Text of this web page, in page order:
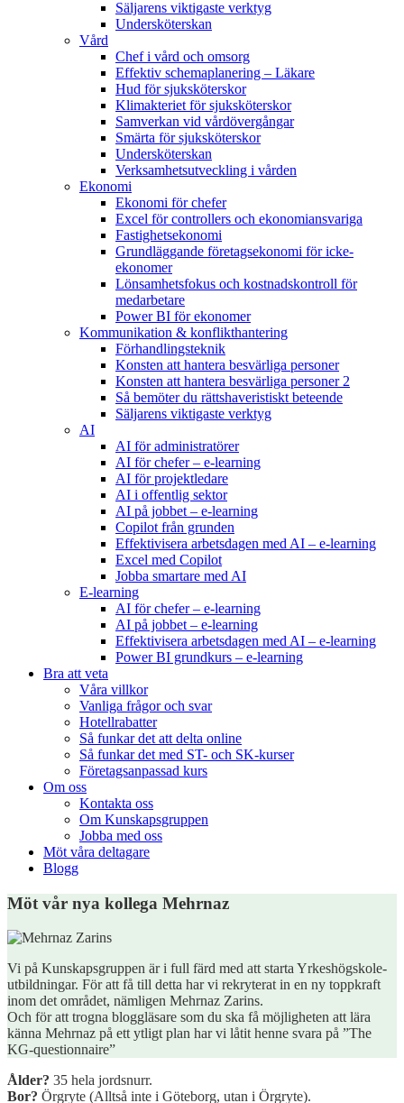
Säljarens viktigaste verktyg
Undersköterskan
Vård
Chef i vård och omsorg
Effektiv schemaplanering – Läkare
Hud för sjuksköterskor
Klimakteriet för sjuksköterskor
Samverkan vid vårdövergångar
Smärta för sjuksköterskor
Undersköterskan
Verksamhetsutveckling i vården
Ekonomi
Ekonomi för chefer
Excel för controllers och ekonomiansvariga
Fastighetsekonomi
Grundläggande företagsekonomi för icke-
ekonomer
Lönsamhetsfokus och kostnadskontroll för
medarbetare
Power BI för ekonomer
Kommunikation & konflikthantering
Förhandlingsteknik
Konsten att hantera besvärliga personer
Konsten att hantera besvärliga personer 2
Så bemöter du rättshaveristiskt beteende
Säljarens viktigaste verktyg
AI
AI för administratörer
AI för chefer – e-learning
AI för projektledare
AI i offentlig sektor
AI på jobbet – e-learning
Copilot från grunden
Effektivisera arbetsdagen med AI – e-learning
Excel med Copilot
Jobba smartare med AI
E-learning
AI för chefer – e-learning
AI på jobbet – e-learning
Effektivisera arbetsdagen med AI – e-learning
Power BI grundkurs – e-learning
Bra att veta
Våra villkor
Vanliga frågor och svar
Hotellrabatter
Så funkar det att delta online
Så funkar det med ST- och SK-kurser
Företagsanpassad kurs
Om oss
Kontakta oss
Om Kunskapsgruppen
Jobba med oss
Möt våra deltagare
Blogg
Möt vår nya kollega Mehrnaz
Vi på Kunskapsgruppen är i full färd med att starta Yrkeshögskole-
utbildningar. För att få till detta har vi rekryterat in en ny toppkraft
inom det området, nämligen Mehrnaz Zarins.
Och för att trogna bloggläsare som du ska få möjligheten att lära
känna Mehrnaz på ett ytligt plan har vi låtit henne svara på ”The
KG-questionnaire”
Ålder? 35 hela jordsnurr.
Bor? Örgryte (Alltså inte i Göteborg, utan i Örgryte).